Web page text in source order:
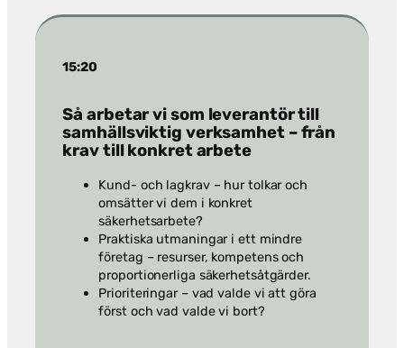
15:20
Så arbetar vi som leverantör till
samhällsviktig verksamhet – från
krav till konkret arbete
Kund- och lagkrav – hur tolkar och
omsätter vi dem i konkret
säkerhetsarbete?
Praktiska utmaningar i ett mindre
företag – resurser, kompetens och
proportionerliga säkerhetsåtgärder.
Prioriteringar – vad valde vi att göra
först och vad valde vi bort?